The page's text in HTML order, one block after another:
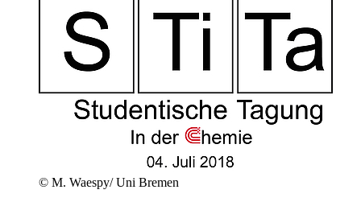
© M. Waespy/ Uni Bremen